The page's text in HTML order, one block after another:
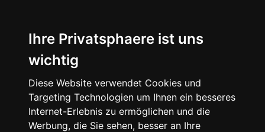
Ihre Privatsphaere ist uns
wichtig
Diese Website verwendet Cookies und
Targeting Technologien um Ihnen ein besseres
Internet-Erlebnis zu ermöglichen und die
Werbung, die Sie sehen, besser an Ihre
Getränke
Räumlichkeiten
Feierlichkeiten
Termine
Historie